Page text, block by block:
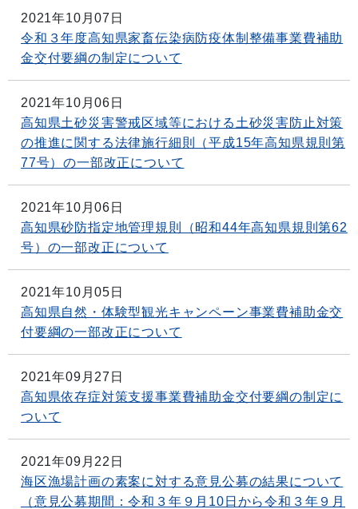
2021年10月07日
令和３年度高知県家畜伝染病防疫体制整備事業費補助
金交付要綱の制定について
2021年10月06日
高知県土砂災害警戒区域等における土砂災害防止対策
の推進に関する法律施行細則（平成15年高知県規則第
77号）の一部改正について
2021年10月06日
高知県砂防指定地管理規則（昭和44年高知県規則第62
号）の一部改正について
2021年10月05日
高知県自然・体験型観光キャンペーン事業費補助金交
付要綱の一部改正について
2021年09月27日
高知県依存症対策支援事業費補助金交付要綱の制定に
ついて
2021年09月22日
海区漁場計画の素案に対する意見公募の結果について
（意見公募期間：令和３年９月10日から令和３年９月